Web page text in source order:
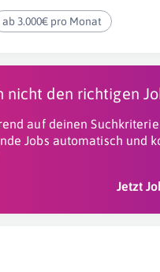
ab 3.000€ pro Monat
nicht den richtigen
auf deinen
Jobs automatisch und
Jetzt